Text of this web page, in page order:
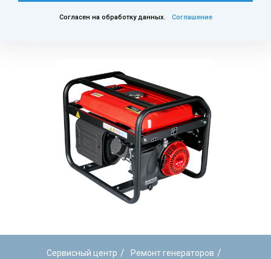
Согласен на обработку данных. Соглашение
Сервисный центр / Ремонт генераторов /